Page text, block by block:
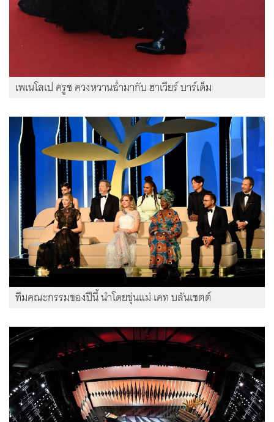
เพเนโลเป ครูซ ควงหวานฉ่ำมากับ ฮาเวียร์ บาร์เด็ม
ทีมคณะกรรมของปีนี้ นำโดยขุ่นแม่ เคท บลันเชตต์